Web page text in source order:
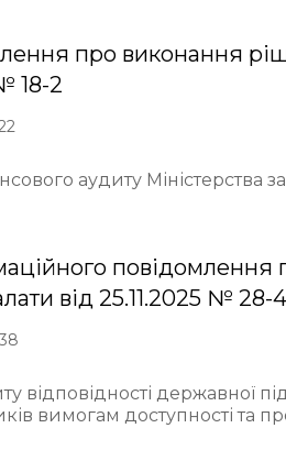
про виконання
18-2
аудиту Міністерства
повідомлення
від 25.11.2025 № 28-4
відповідності державної
вимогам доступності та